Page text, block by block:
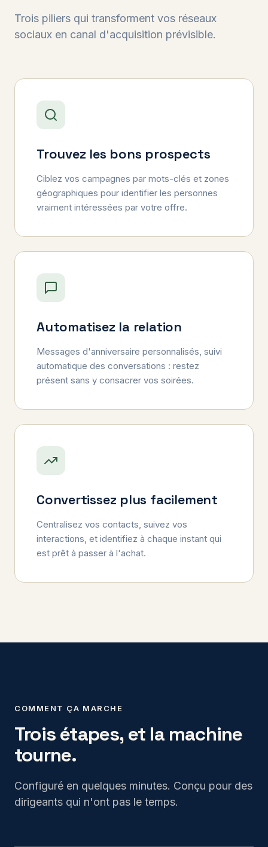
Trois piliers qui transforment vos réseaux
sociaux en canal d'acquisition prévisible.
Trouvez les bons prospects
Ciblez vos campagnes par mots-clés et zones
géographiques pour identifier les personnes
vraiment intéressées par votre offre.
Automatisez la relation
Messages d'anniversaire personnalisés, suivi
automatique des conversations : restez
présent sans y consacrer vos soirées.
Convertissez plus facilement
Centralisez vos contacts, suivez vos
interactions, et identifiez à chaque instant qui
est prêt à passer à l'achat.
COMMENT ÇA MARCHE
Trois étapes, et la machine
tourne.
Configuré en quelques minutes. Conçu pour des
dirigeants qui n'ont pas le temps.